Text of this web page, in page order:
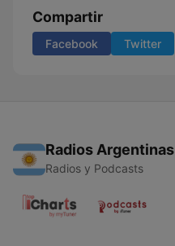
Compartir
Facebook Twitter
Radios Argentinas
Radios y Podcasts